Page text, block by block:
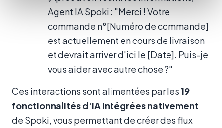
Agent IA Spoki : "Merci ! Votre
commande n°[Numéro de commande]
est actuellement en cours de livraison
et devrait arriver d'ici le [Date]. Puis-je
vous aider avec autre chose ?"
Ces interactions sont alimentées par les19
fonctionnalités d'IA intégrées nativement
de Spoki, vous permettant de créer des flux